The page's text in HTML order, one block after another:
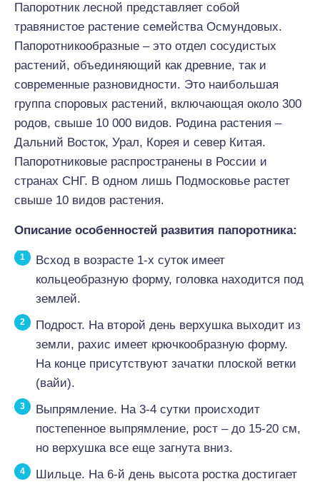
Папоротник лесной представляет собой
травянистое растение семейства Осмундовых.
Папоротникообразные – это отдел сосудистых
растений, объединяющий как древние, так и
современные разновидности. Это наибольшая
группа споровых растений, включающая около 300
родов, свыше 10 000 видов. Родина растения –
Дальний Восток, Урал, Корея и север Китая.
Папоротниковые распространены в России и
странах СНГ. В одном лишь Подмосковье растет
свыше 10 видов растения.
Описание особенностей развития папоротника:
Всход в возрасте 1-х суток имеет
кольцеобразную форму, головка находится под
землей.
Подрост. На второй день верхушка выходит из
земли, рахис имеет крючкообразную форму.
На конце присутствуют зачатки плоской ветки
(вайи).
Выпрямление. На 3-4 сутки происходит
постепенное выпрямление, рост – до 15-20 см,
но верхушка все еще загнута вниз.
Шильце. На 6-й день высота ростка достигает